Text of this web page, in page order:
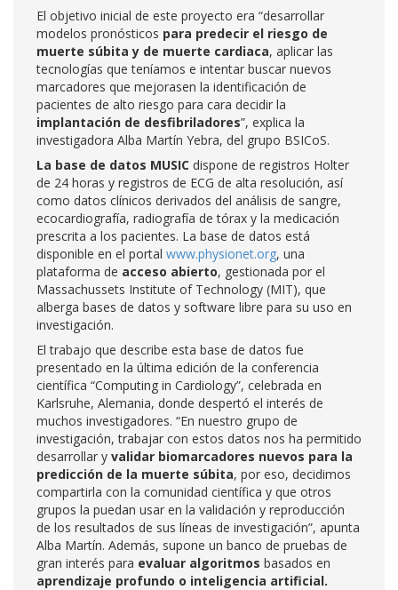
El objetivo inicial de este proyecto era “desarrollar
modelos pronósticos para predecir el riesgo de
muerte súbita y de muerte cardiaca, aplicar las
tecnologías que teníamos e intentar buscar nuevos
marcadores que mejorasen la identificación de
pacientes de alto riesgo para cara decidir la
implantación de desfibriladores”, explica la
investigadora Alba Martín Yebra, del grupo BSICoS.
La base de datos MUSIC dispone de registros Holter
de 24 horas y registros de ECG de alta resolución, así
como datos clínicos derivados del análisis de sangre,
ecocardiografía, radiografía de tórax y la medicación
prescrita a los pacientes. La base de datos está
disponible en el portal www.physionet.org, una
plataforma de acceso abierto, gestionada por el
Massachussets Institute of Technology (MIT), que
alberga bases de datos y software libre para su uso en
investigación.
El trabajo que describe esta base de datos fue
presentado en la última edición de la conferencia
científica “Computing in Cardiology”, celebrada en
Karlsruhe, Alemania, donde despertó el interés de
muchos investigadores. “En nuestro grupo de
investigación, trabajar con estos datos nos ha permitido
desarrollar y validar biomarcadores nuevos para la
predicción de la muerte súbita, por eso, decidimos
compartirla con la comunidad científica y que otros
grupos la puedan usar en la validación y reproducción
de los resultados de sus líneas de investigación”, apunta
Alba Martín. Además, supone un banco de pruebas de
gran interés para evaluar algoritmos basados en
aprendizaje profundo o inteligencia artificial.